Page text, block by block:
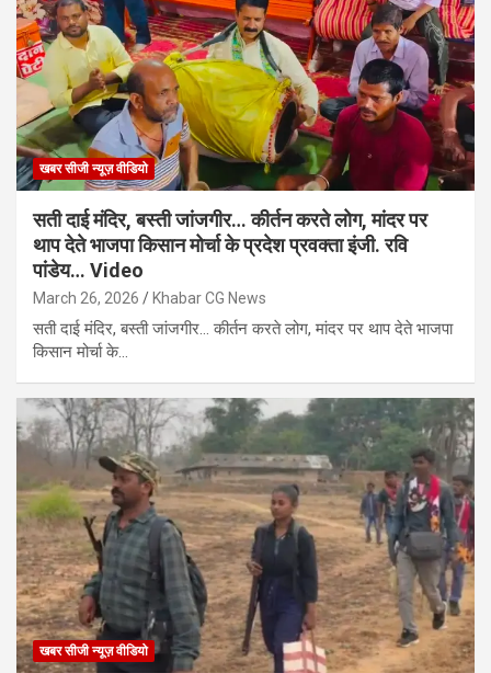
खबर सीजी न्यूज़ वीडियो
सती दाई मंदिर, बस्ती जांजगीर… कीर्तन करते लोग, मांदर पर
थाप देते भाजपा किसान मोर्चा के प्रदेश प्रवक्ता इंजी. रवि
पांडेय… Video
March 26, 2026 Khabar CG News
सती दाई मंदिर, बस्ती जांजगीर… कीर्तन करते लोग, मांदर पर थाप देते भाजपा
किसान मोर्चा के…
खबर सीजी न्यूज़ वीडियो